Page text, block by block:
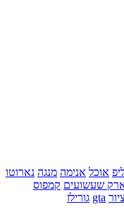
אוכל אנימה מנגה נארוטו
שעשועים קמפוס
gta גורילז